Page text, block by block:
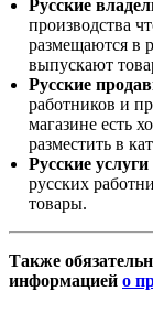
Русские
производства
размещаются в
выпускают
Русские
работников и
магазине есть
разместить в
Русские услуги
русских
товары.
Также
информацией о